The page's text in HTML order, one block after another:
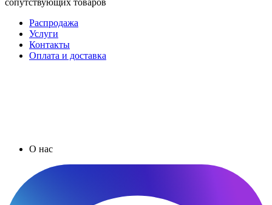
сопутствующих товаров
Распродажа
Услуги
Контакты
Оплата и доставка
О нас